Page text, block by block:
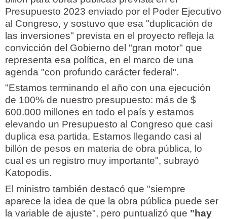
Presupuesto 2023 enviado por el Poder Ejecutivo
al Congreso, y sostuvo que esa "duplicación de
las inversiones" prevista en el proyecto refleja la
convicción del Gobierno del "gran motor" que
representa esa política, en el marco de una
agenda "con profundo carácter federal".
"Estamos terminando el año con una ejecución
de 100% de nuestro presupuesto: más de $
600.000 millones en todo el país y estamos
elevando un Presupuesto al Congreso que casi
duplica esa partida. Estamos llegando casi al
billón de pesos en materia de obra pública, lo
cual es un registro muy importante", subrayó
Katopodis.
El ministro también destacó que "siempre
aparece la idea de que la obra pública puede ser
la variable de ajuste", pero puntualizó que "hay